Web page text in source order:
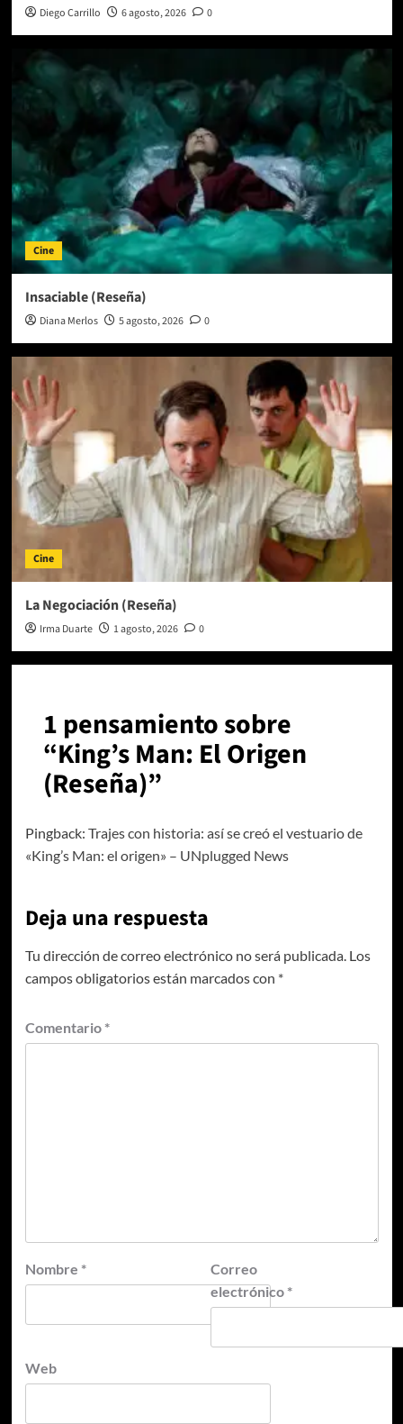
Diego Carrillo 6 agosto, 2026 0
Cine
Insaciable (Reseña)
Diana Merlos 5 agosto, 2026 0
Cine
La Negociación (Reseña)
Irma Duarte 1 agosto, 2026 0
1 pensamiento sobre
“King’s Man: El Origen
(Reseña)”
Pingback: Trajes con historia: así se creó el vestuario de
«King’s Man: el origen» – UNplugged News
Deja una respuesta
Tu dirección de correo electrónico no será publicada. Los
campos obligatorios están marcados con *
Comentario *
Nombre *
Correo
electrónico *
Web